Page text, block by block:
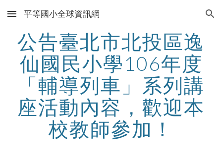
Skip to main content Skip to navigation
平等國小全球資訊網
公告臺北市北投區逸
仙國民小學106年度
「輔導列車」系列講
座活動內容，歡迎本
校教師參加！